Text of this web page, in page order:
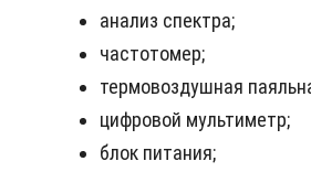
анализ спектра;
частотомер;
термовоздушная
цифровой мультиметр;
блок питания;